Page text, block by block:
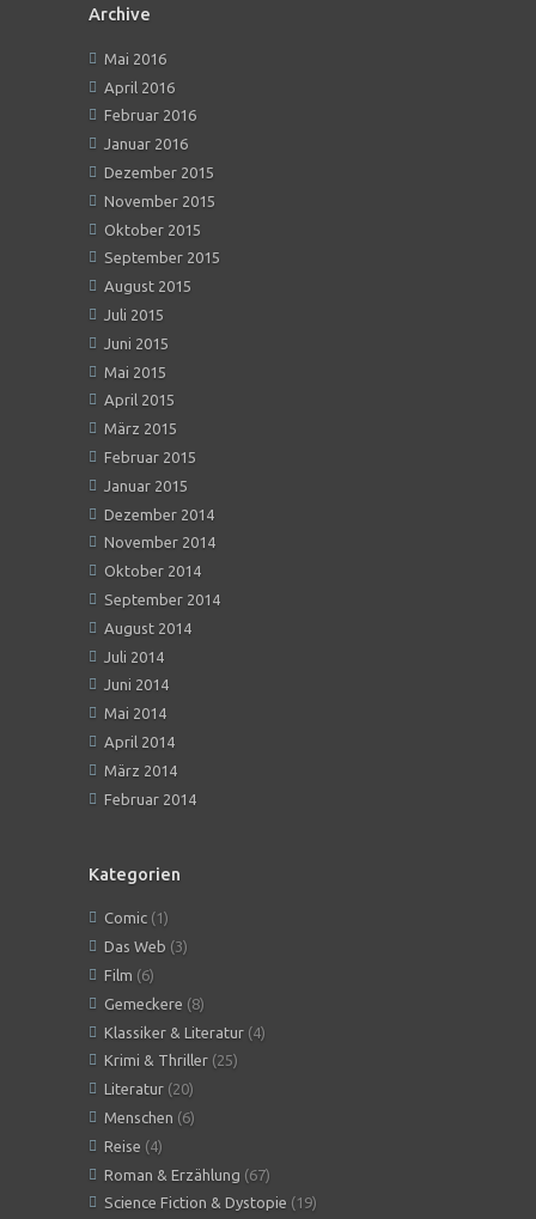
Archive
Mai 2016
April 2016
Februar 2016
Januar 2016
Dezember 2015
November 2015
Oktober 2015
September 2015
August 2015
Juli 2015
Juni 2015
Mai 2015
April 2015
März 2015
Februar 2015
Januar 2015
Dezember 2014
November 2014
Oktober 2014
September 2014
August 2014
Juli 2014
Juni 2014
Mai 2014
April 2014
März 2014
Februar 2014
Kategorien
Comic (1)
Das Web (3)
Film (6)
Gemeckere (8)
Klassiker & Literatur (4)
Krimi & Thriller (25)
Literatur (20)
Menschen (6)
Reise (4)
Roman & Erzählung (67)
Science Fiction & Dystopie (19)